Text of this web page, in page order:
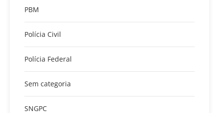
PBM
Polícia Civil
Polícia Federal
Sem categoria
SNGPC